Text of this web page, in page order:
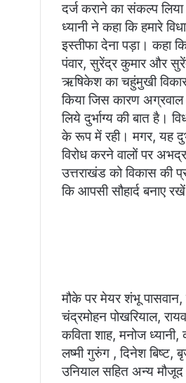
दर्ज कराने का संकल्प
ध्यानी ने कहा कि हमारे
इस्तीफा देना पड़ा। कहा
पंवार, सुरेंद्र कुमार और
ऋषिकेश का चहुंमुखी
किया जिस कारण
लिये दुर्भाग्य की बात है।
के रूप में रही। मगर, यह
विरोध करने वालों पर
उत्तराखंड को विकास की
कि आपसी सौहार्द बनाए
मौके पर मेयर शंभू पासवान,
चंद्रमोहन पोखरियाल,
कविता शाह, मनोज ध्यानी,
लष्मी गुरुंग , दिनेश बिष्ट,
उनियाल सहित अन्य मौजूद